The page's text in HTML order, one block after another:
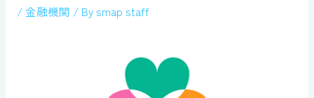
/金融機関 / By smap staff